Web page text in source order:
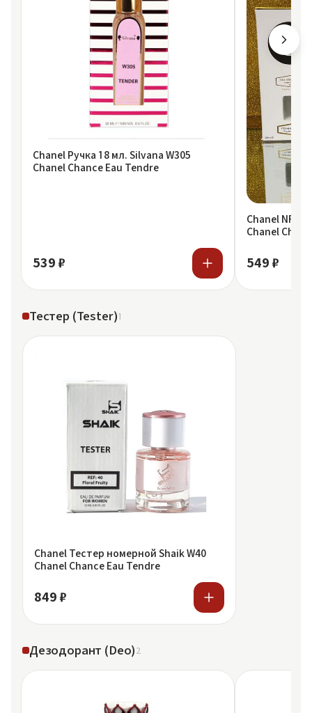
Chanel Ручка 18 мл. Silvana W305
Chanel Chance Eau Tendre
539 ₽
Chanel
Chanel
549 ₽
Тестер (Tester)1
Chanel Тестер номерной Shaik W40
Chanel Chance Eau Tendre
849 ₽
Дезодорант (Deo)2